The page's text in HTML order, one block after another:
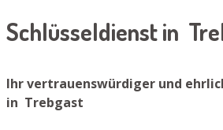
Schlüsseldienst in
Ihr vertrauenswürdiger und
in Trebgast